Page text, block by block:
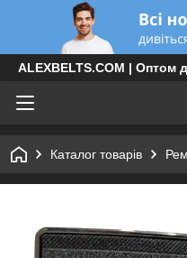
ALEXBELTS.COM | Оптом
Каталог товарів